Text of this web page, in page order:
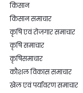
किसान
किसान समाचार
कृषि एवं रोजगार समाचार
कृषि समाचार
कृषिसमाचार
कौशल विकास समाचार
खेल एवं पर्यावरण समाचार